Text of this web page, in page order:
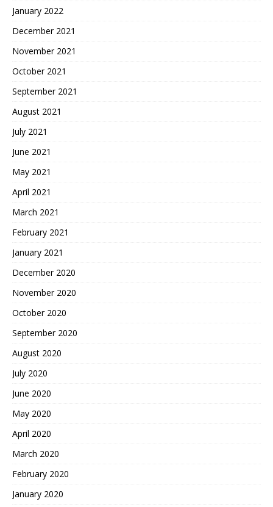
January 2022
December 2021
November 2021
October 2021
September 2021
August 2021
July 2021
June 2021
May 2021
April 2021
March 2021
February 2021
January 2021
December 2020
November 2020
October 2020
September 2020
August 2020
July 2020
June 2020
May 2020
April 2020
March 2020
February 2020
January 2020